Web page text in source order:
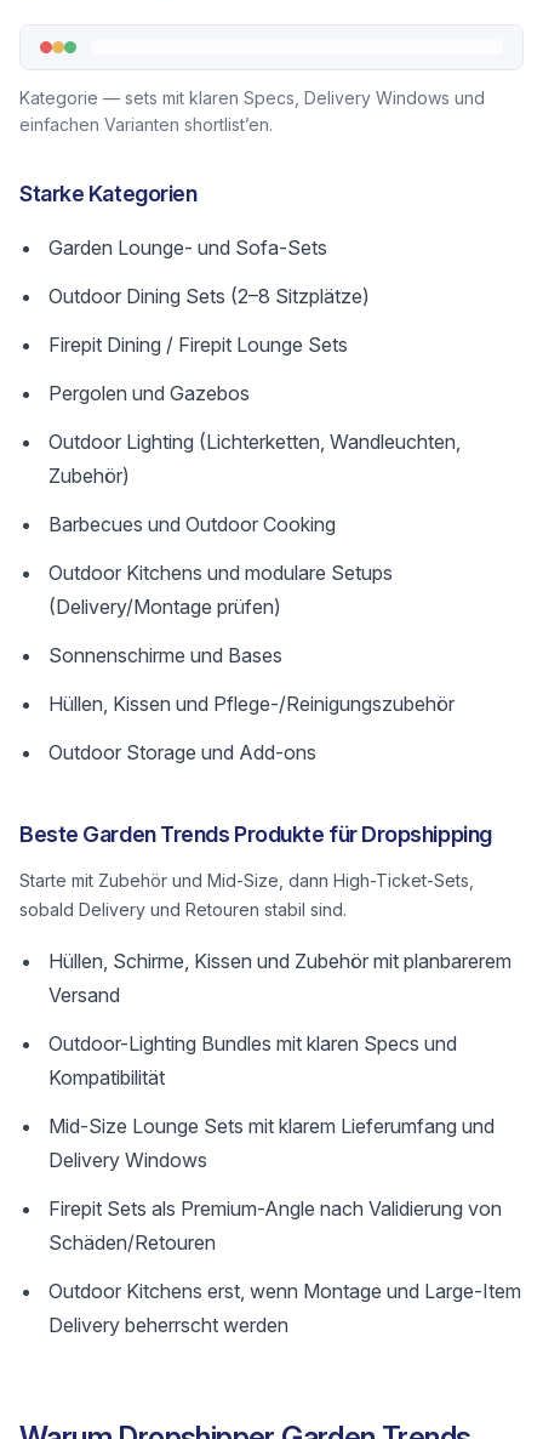
Kategorie — sets mit klaren Specs, Delivery Windows und
einfachen Varianten shortlist’en.
Starke Kategorien
Garden Lounge- und Sofa-Sets
Outdoor Dining Sets (2–8 Sitzplätze)
Firepit Dining / Firepit Lounge Sets
Pergolen und Gazebos
Outdoor Lighting (Lichterketten, Wandleuchten,
Zubehör)
Barbecues und Outdoor Cooking
Outdoor Kitchens und modulare Setups
(Delivery/Montage prüfen)
Sonnenschirme und Bases
Hüllen, Kissen und Pflege-/Reinigungszubehör
Outdoor Storage und Add-ons
Beste Garden Trends Produkte für Dropshipping
Starte mit Zubehör und Mid-Size, dann High-Ticket-Sets,
sobald Delivery und Retouren stabil sind.
Hüllen, Schirme, Kissen und Zubehör mit planbarerem
Versand
Outdoor-Lighting Bundles mit klaren Specs und
Kompatibilität
Mid-Size Lounge Sets mit klarem Lieferumfang und
Delivery Windows
Firepit Sets als Premium-Angle nach Validierung von
Schäden/Retouren
Outdoor Kitchens erst, wenn Montage und Large-Item
Delivery beherrscht werden